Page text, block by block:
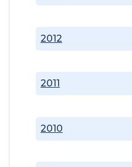
2010
2011
2012